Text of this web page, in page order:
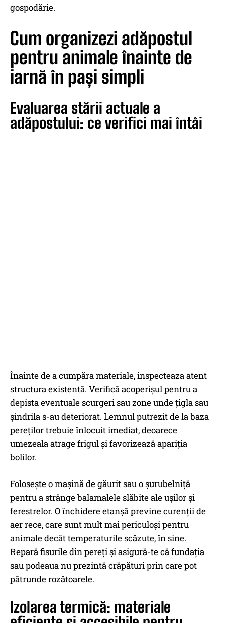
gospodărie.
Cum organizezi adăpostul
pentru animale înainte de
iarnă în pași simpli
Evaluarea stării actuale a
adăpostului: ce verifici mai întâi
Înainte de a cumpăra materiale, inspecteaza atent
structura existentă. Verifică acoperișul pentru a
depista eventuale scurgeri sau zone unde țigla sau
șindrila s-au deteriorat. Lemnul putrezit de la baza
pereților trebuie înlocuit imediat, deoarece
umezeala atrage frigul și favorizează apariția
bolilor.
Folosește o mașină de găurit sau o șurubelniță
pentru a strânge balamalele slăbite ale ușilor și
ferestrelor. O închidere etanșă previne curenții de
aer rece, care sunt mult mai periculoși pentru
animale decât temperaturile scăzute, în sine.
Repară fisurile din pereți și asigură-te că fundația
sau podeaua nu prezintă crăpături prin care pot
pătrunde rozătoarele.
Izolarea termică: materiale